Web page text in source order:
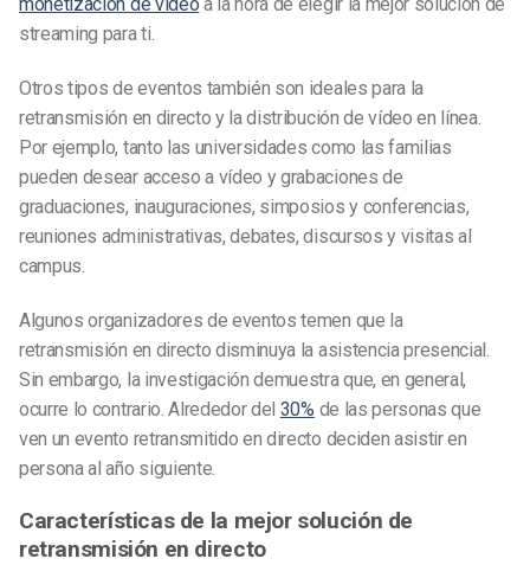
streaming para ti.
Otros tipos de eventos también son ideales para la
retransmisión en directo y la distribución de vídeo en línea.
Por ejemplo, tanto las universidades como las familias
pueden desear acceso a vídeo y grabaciones de
graduaciones, inauguraciones, simposios y conferencias,
reuniones administrativas, debates, discursos y visitas al
campus.
Algunos organizadores de eventos temen que la
retransmisión en directo disminuya la asistencia presencial.
Sin embargo, la investigación demuestra que, en general,
ocurre lo contrario. Alrededor del 30% de las personas que
ven un evento retransmitido en directo deciden asistir en
persona al año siguiente.
Características de la mejor solución de
retransmisión en directo